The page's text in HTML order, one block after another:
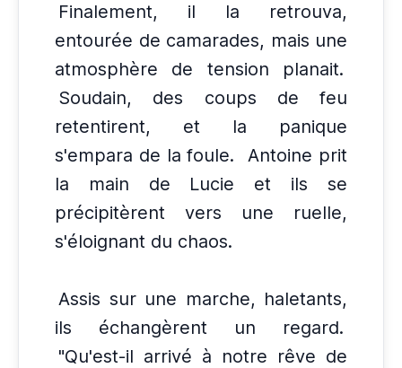
Finalement, il la retrouva,
entourée de camarades, mais une
atmosphère de tension planait.
Soudain, des coups de feu
retentirent, et la panique
s'empara de la foule.
Antoine prit
la main de Lucie et ils se
précipitèrent vers une ruelle,
s'éloignant du chaos.
Assis sur une marche, haletants,
ils échangèrent un regard.
"Qu'est-il arrivé à notre rêve de